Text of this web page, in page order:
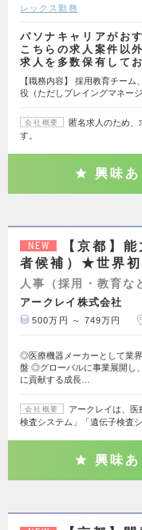
レックス勤務
パソナキャリアがお
こちらの求人案件以
求人を多数保有して
【職務内容】 採用教育チー
役（ただしプレイングマネー
会社概要
匿名求人のため、
す。
興味あ
NEW
【京都】
者候補）★世界
人事（採用・教育な
アークレイ株式会社
500万円 ～ 749万円
◎医療機器メーカーとして業
盤 ◎グローバルに事業展開し
に貢献する成長…
会社概要
アークレイは、
検査システム」「遺伝子検査
興味あ